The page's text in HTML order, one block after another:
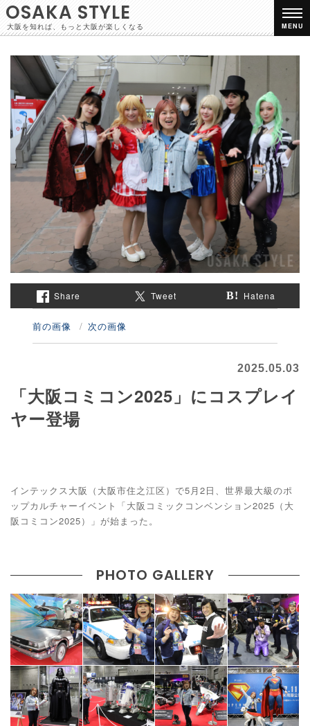
OSAKA STYLE
大阪を知れば、もっと大阪が楽しくなる MENU
Share Tweet Hatena
前の画像 次の画像
2025.05.03
「大阪コミコン2025」にコスプレイ
ヤー登場
インテックス大阪（大阪市住之江区）で5月2日、世界最大級のポ
ップカルチャーイベント「大阪コミックコンベンション2025（大
阪コミコン2025）」が始まった。
PHOTO GALLERY